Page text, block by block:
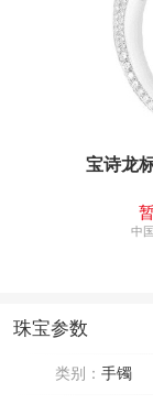
宝诗龙
中
珠宝参数
类别： 手镯